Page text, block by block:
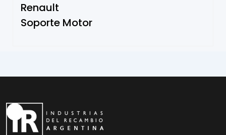
Renault
Soporte Motor